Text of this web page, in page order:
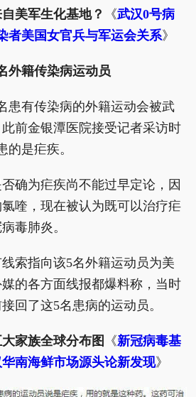
美军生化基地？ 《武汉0号病
者美国女官兵与军运会关系》
外籍传染病运动员
患有传染病的外籍运动会被武
前金银潭医院接受记者采访时
的是疟疾。
确为疟疾尚不能过早定论，因
喹，现在被认为既可以治疗疟
毒肺炎。
索指向该5名外籍运动员为美
的各方面线报都爆料称，当时
回了这5名患病的运动员。
家族全球分布图 《新冠病毒基
南海鲜市场源头论新发现》